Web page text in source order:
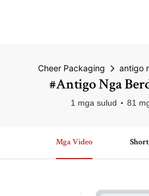
Cheer Packaging antigo
#antigo Nga
1 mga sulud 81
Mga Video